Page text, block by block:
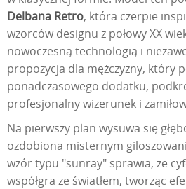
Delbana Retro, która czerpie
wzorców designu z połowy XX
nowoczesną technologią i
propozycja dla mężczyzny, który
ponadczasowego dodatku,
profesjonalny wizerunek i
Na pierwszy plan wysuwa się
ozdobiona misternym
wzór typu "sunray" sprawia, że
współgra ze światłem, tworząc